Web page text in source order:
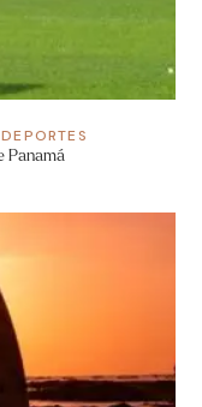
DEPORTES
Panamá